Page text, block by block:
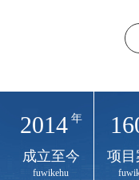
2014 年
成立至今
fuwikehu
项目